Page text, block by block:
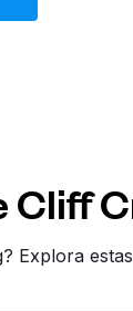
Cliff
Explora